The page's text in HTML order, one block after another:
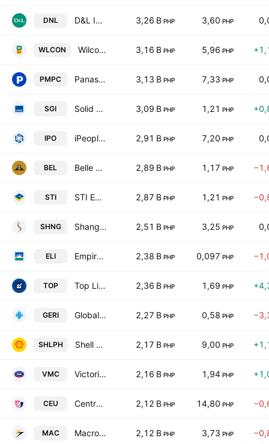
DNL D&L Industries, Inc. 3,26 B PHP 3,60 PHP
WLCON Wilcon Depot, Inc. 3,16 B PHP 5,96 PHP
PMPC Panasonic Manufacturing Philippines Corporation 3,13 B PHP 7,33 PHP
SGI Solid Group Inc. 3,09 B PHP 1,21 PHP
IPO iPeople Inc. 2,91 B PHP 7,20 PHP
BEL Belle Corp. 2,89 B PHP 1,17 PHP
STI STI Education Systems Holdings, Inc. 2,87 B PHP 1,21 PHP
SHNG Shang Properties, Inc. 2,51 B PHP 3,25 PHP
ELI Empire East Land Holdings Inc. 2,38 B PHP 0,097 PHP
TOP Top Line Business Development Corp. 2,36 B PHP 1,69 PHP
GERI Global-Estate Resorts, Inc. 2,27 B PHP 0,58 PHP
SHLPH Shell Pilipinas Corporation 2,17 B PHP 9,00 PHP
VMC Victorias Milling Co., Inc. 2,16 B PHP 1,94 PHP
CEU Centro Escolar University 2,12 B PHP 14,80 PHP
MAC MacroAsia Corp. 2,12 B PHP 3,73 PHP